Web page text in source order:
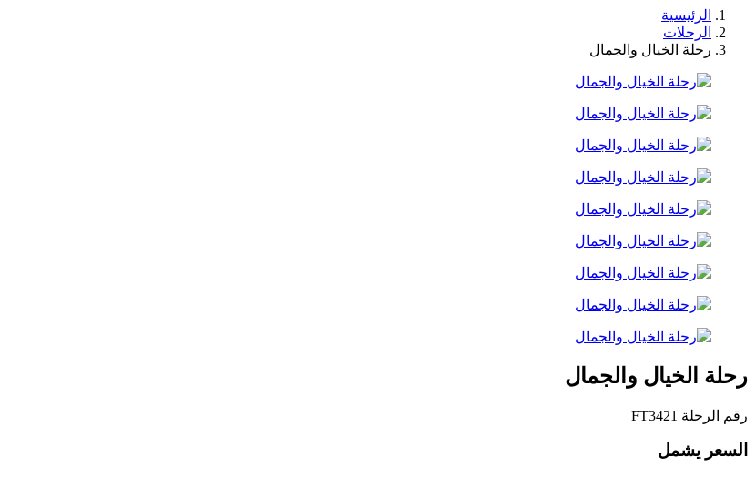
الرئيسية
الرحلات
رحلة الخيال والجمال
رحلة الخيال والجمال
رقم الرحلة FT3421
السعر يشمل